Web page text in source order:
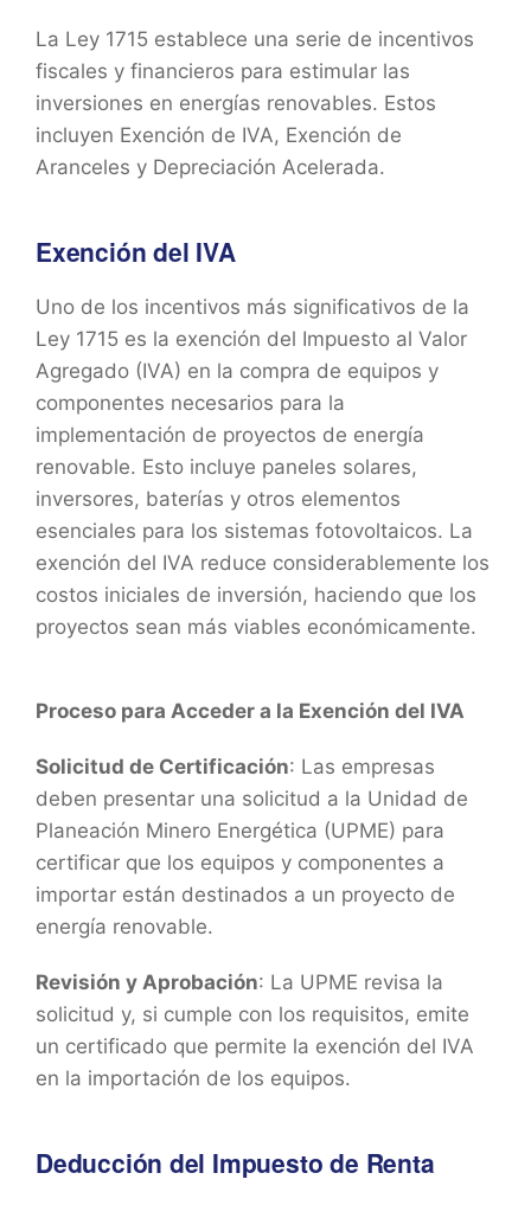
La Ley 1715 establece una serie de incentivos
fiscales y financieros para estimular las
inversiones en energías renovables. Estos
incluyen Exención de IVA, Exención de
Aranceles y Depreciación Acelerada.
Exención del IVA
Uno de los incentivos más significativos de la
Ley 1715 es la exención del Impuesto al Valor
Agregado (IVA) en la compra de equipos y
componentes necesarios para la
implementación de proyectos de energía
renovable. Esto incluye paneles solares,
inversores, baterías y otros elementos
esenciales para los sistemas fotovoltaicos. La
exención del IVA reduce considerablemente los
costos iniciales de inversión, haciendo que los
proyectos sean más viables económicamente.
Proceso para Acceder a la Exención del IVA
Solicitud de Certificación: Las empresas
deben presentar una solicitud a la Unidad de
Planeación Minero Energética (UPME) para
certificar que los equipos y componentes a
importar están destinados a un proyecto de
energía renovable.
Revisión y Aprobación: La UPME revisa la
solicitud y, si cumple con los requisitos, emite
un certificado que permite la exención del IVA
en la importación de los equipos.
Deducción del Impuesto de Renta